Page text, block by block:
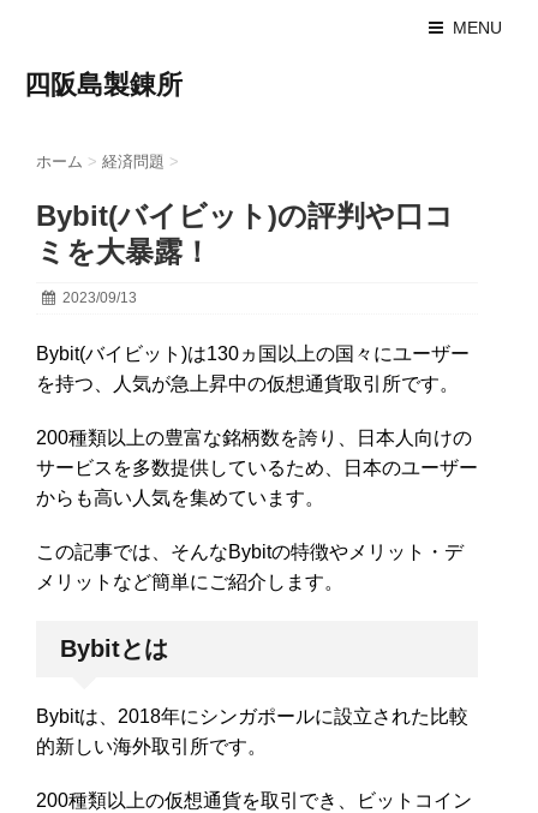
MENU
四阪島製錬所
ホーム > 経済問題 >
Bybit(バイビット)の評判や口コ
ミを大暴露！
2023/09/13
Bybit(バイビット)は130ヵ国以上の国々にユーザー
を持つ、人気が急上昇中の仮想通貨取引所です。
200種類以上の豊富な銘柄数を誇り、日本人向けの
サービスを多数提供しているため、日本のユーザー
からも高い人気を集めています。
この記事では、そんなBybitの特徴やメリット・デ
メリットなど簡単にご紹介します。
Bybitとは
Bybitは、2018年にシンガポールに設立された比較
的新しい海外取引所です。
200種類以上の仮想通貨を取引でき、ビットコイン